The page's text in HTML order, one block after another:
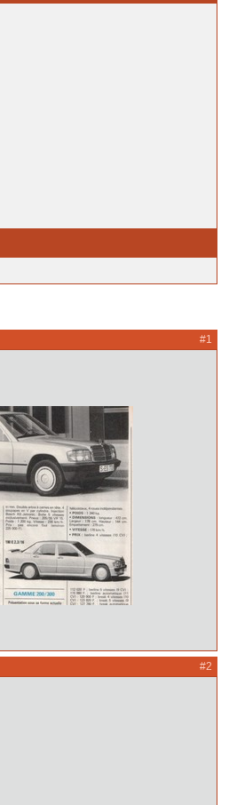
#1
#2